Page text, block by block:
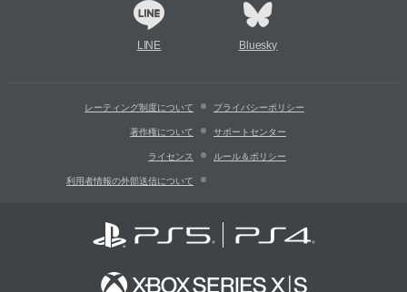
LINE Bluesky
レーティング制度について プライバシーポリシー
著作権について サポートセンター
ライセンス ルール＆ポリシー
利用者情報の外部送信について